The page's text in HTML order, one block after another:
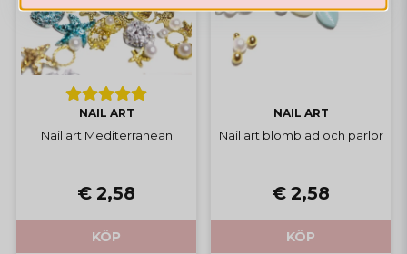
NAIL ART
Nail art Mediterranean
€ 2,58
KÖP
NAIL ART
Nail art blomblad och pärlor
€ 2,58
KÖP